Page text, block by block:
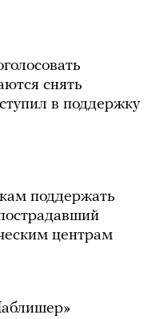
снять
в поддержку
поддержать
центрам